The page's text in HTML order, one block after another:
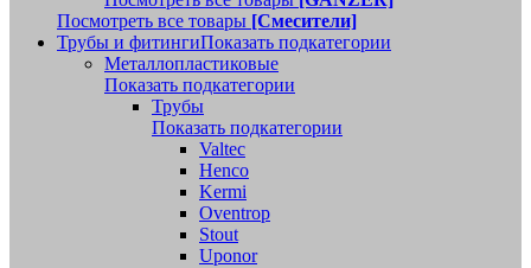
Посмотреть все товары [Смесители]
Трубы и фитингиПоказать подкатегории
Металлопластиковые
Показать подкатегории
Трубы
Показать подкатегории
Valtec
Henco
Kermi
Oventrop
Stout
Uponor